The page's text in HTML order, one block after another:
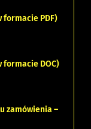
formacie PDF)
formacie DOC)
zamówienia –